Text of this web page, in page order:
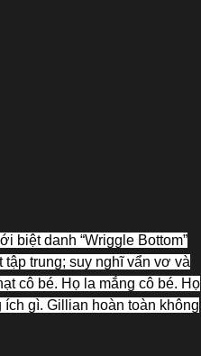
biệt danh “Wriggle Bottom”
tập trung; suy nghĩ vẩn vơ và
cô bé. Họ la mắng cô bé. Họ
gì. Gillian hoàn toàn không